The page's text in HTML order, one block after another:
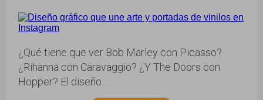
¿Qué tiene que ver Bob Marley con Picasso?
¿Rihanna con Caravaggio? ¿Y The Doors con
Hopper? El diseño…